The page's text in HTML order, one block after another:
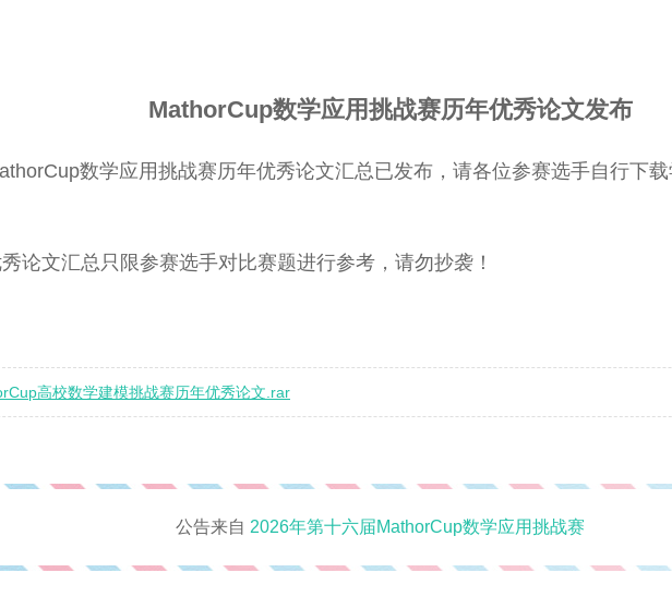
MathorCup数学应用挑战赛历年优秀论文发布
数学应用挑战赛历年优秀论文汇总已发布，请各位参赛选手自行下载
论文汇总只限参赛选手对比赛题进行参考，请勿抄袭！
高校数学建模挑战赛历年优秀论文.rar
公告来自 2026年第十六届MathorCup数学应用挑战赛